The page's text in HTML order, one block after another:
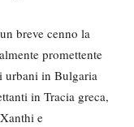
breve cenno la
promettente
urbani in Bulgaria
in Tracia greca,
e